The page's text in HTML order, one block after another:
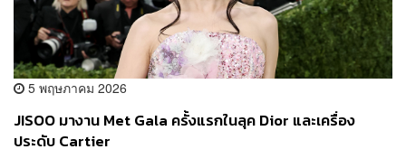
5 พฤษภาคม 2026
JISOO มางาน Met Gala ครั้งแรกในลุค Dior และเครื่อง
ประดับ Cartier